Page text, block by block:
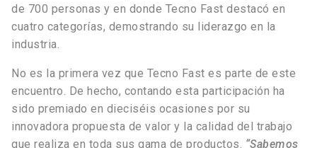
de 700 personas y en donde Tecno Fast destacó en
cuatro categorías, demostrando su liderazgo en la
industria.
No es la primera vez que Tecno Fast es parte de este
encuentro. De hecho, contando esta participación ha
sido premiado en dieciséis ocasiones por su
innovadora propuesta de valor y la calidad del trabajo
que realiza en toda sus gama de productos. “Sabemos